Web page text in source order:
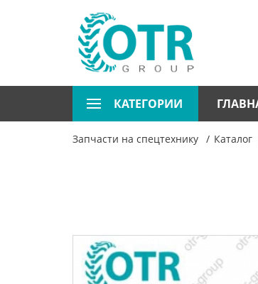
КАТЕГОРИИ
Запчасти на спецтехнику Каталог